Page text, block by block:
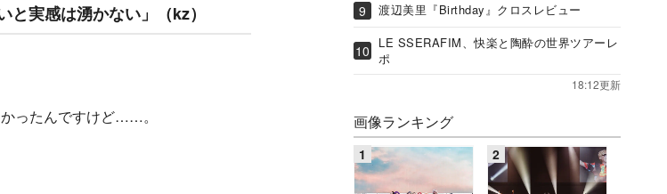
と実感は湧かない」（kz）
ったんですけど……。
渡辺美里『Birthday』クロスレビュー
LE SSERAFIM、快楽と陶酔の世界ツアーレ
ポ
18:12更新
画像ランキング